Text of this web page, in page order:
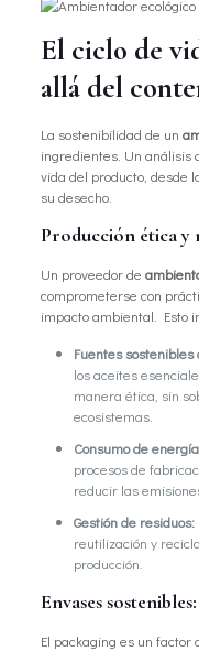
El ciclo de
allá del
La sostenibilidad de un
ingredientes. Un análisis
vida del producto, desde
su desecho.
Producción ética y
Un proveedor de
comprometerse con
impacto ambiental. Esto
Fuentes
los aceites
manera ética, sin
ecosistemas.
Consumo de
procesos de
reducir las
Gestión de residuos:
reutilización y
producción.
Envases
El packaging es un